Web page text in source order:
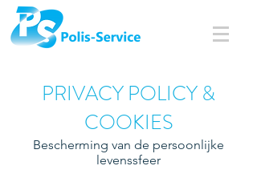
PRIVACY POLICY &
COOKIES
Bescherming van de persoonlijke
levenssfeer